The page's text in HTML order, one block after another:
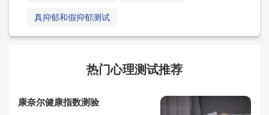
真抑郁和假抑郁测试
热门心理测试推荐
康奈尔健康指数测验